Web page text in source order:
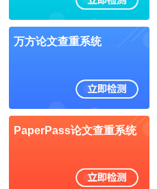
万方论文查重系统
PaperPass论文查重系统